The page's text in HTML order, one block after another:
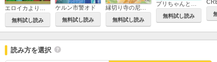
エロイカより愛をこめて
無料試し読み
ケルン市警オド
無料試し読み
縁切り寺の尼姫～豊臣秀頼の娘～
無料試し読み
無料試し読み
読み方を選択